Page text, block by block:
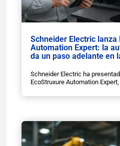
Schneider Electric lanza
Automation Expert: la
da un paso adelante en
Schneider Electric ha
EcoStruxure Automation